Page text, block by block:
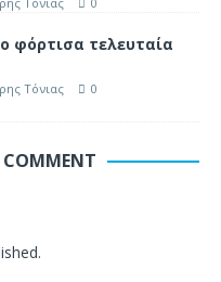
φόρτισα τελευταία
Τόνιας 0
COMMENT